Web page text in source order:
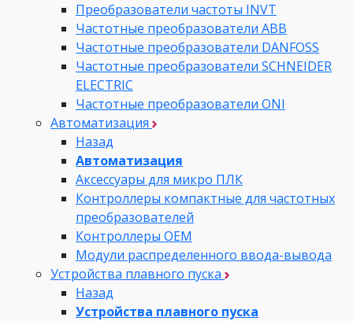
Преобразователи частоты INVT
Частотные преобразователи ABB
Частотные преобразователи DANFOSS
Частотные преобразователи SCHNEIDER
ELECTRIC
Частотные преобразователи ONI
Автоматизация
Назад
Автоматизация
Аксессуары для микро ПЛК
Контроллеры компактные для частотных
преобразователей
Контроллеры ОЕМ
Модули распределенного ввода-вывода
Устройства плавного пуска
Назад
Устройства плавного пуска